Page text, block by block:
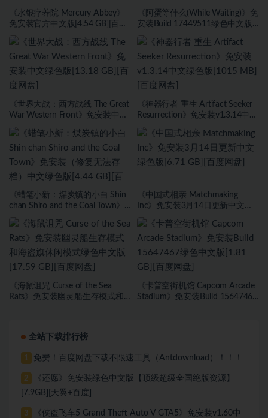
《水银疗养院 Mercury Abbey》
免安装官方中文版[4.54 GB][百度
《阿蛋等什么(While Waiting)》免
安装Build 17449511绿色中文版
《世界大战：西方战线 The Great
War Western Front》免安装中文
《神器行者 重生 Artifact Seeker
Resurrection》免安装v1.3.14中文
《蜡笔小新：煤炭镇的小白 Shin
chan Shiro and the Coal Town》
色版[4.44 GB][百度网盘]
《中国式相亲 Matchmaking
Inc》免安装3月14日更新中文绿
《海鼠诅咒 Curse of the Sea
Rats》免安装幽灵船生存模式和
《卡普空街机馆 Capcom Arcade
Stadium》免安装Build 15647467
全站下载排行榜
1 免费！百度网盘下载不限速工具（Antdownload）！！！
2
《还愿》免安装绿色中文版【顶级超级全国绝版资源】
[7.9GB][天翼+百度]
3
《侠盗飞车5 Grand Theft Auto V GTA5》免安装v1.60中